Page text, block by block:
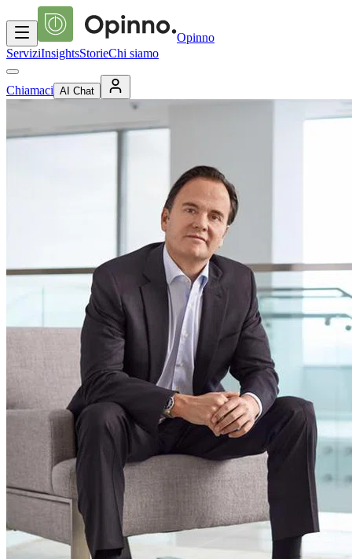
Opinno
ServiziInsightsStorieChi siamo
Chiamaci AI Chat